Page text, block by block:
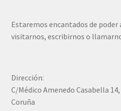
Estaremos encantados de poder
visitarnos, escribirnos o
Dirección:
C/Médico Amenedo Casabella
Coruña